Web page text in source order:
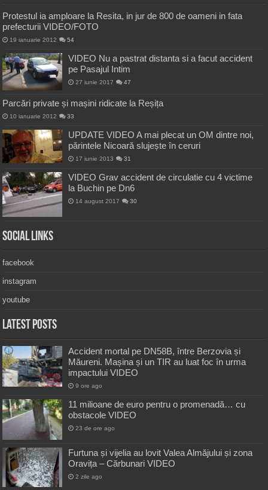
Protestul ia amploare la Resita, in jur de 800 de oameni in fata
prefecturii VIDEO/FOTO
19 ianuarie 2012 54
VIDEO Nu a pastrat distanta si a facut accident
pe Pasajul Intim
27 iunie 2017 47
Parcări private și mașini ridicate la Reșița
10 ianuarie 2012 33
UPDATE VIDEO A mai plecat un OM dintre noi,
părintele Nicoară slujește în ceruri
17 iunie 2013 31
VIDEO Grav accident de circulatie cu 4 victime
la Buchin pe Dn6
14 august 2017 30
Social Links
facebook
instagram
youtube
Latest Posts
Accident mortal pe DN58B, între Berzovia și
Măureni. Mașina și un TIR au luat foc în urma
impactului VIDEO
9 ore ago
11 milioane de euro pentru o promenadă… cu
obstacole VIDEO
23 de ore ago
Furtuna și vijelia au lovit Valea Almăjului și zona
Oravița – Cărbunari VIDEO
2 zile ago